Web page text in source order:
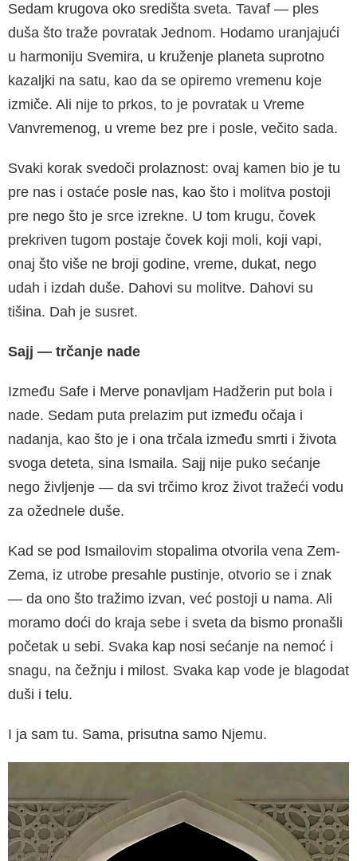
Sedam krugova oko središta sveta. Tavaf — ples
duša što traže povratak Jednom. Hodamo uranjajući
u harmoniju Svemira, u kruženje planeta suprotno
kazaljki na satu, kao da se opiremo vremenu koje
izmiče. Ali nije to prkos, to je povratak u Vreme
Vanvremenog, u vreme bez pre i posle, večito sada.
Svaki korak svedoči prolaznost: ovaj kamen bio je tu
pre nas i ostaće posle nas, kao što i molitva postoji
pre nego što je srce izrekne. U tom krugu, čovek
prekriven tugom postaje čovek koji moli, koji vapi,
onaj što više ne broji godine, vreme, dukat, nego
udah i izdah duše. Dahovi su molitve. Dahovi su
tišina. Dah je susret.
Sajj — trčanje nade
Između Safe i Merve ponavljam Hadžerin put bola i
nade. Sedam puta prelazim put između očaja i
nadanja, kao što je i ona trčala između smrti i života
svoga deteta, sina Ismaila. Sajj nije puko sećanje
nego življenje — da svi trčimo kroz život tražeći vodu
za ožednele duše.
Kad se pod Ismailovim stopalima otvorila vena Zem-
Zema, iz utrobe presahle pustinje, otvorio se i znak
— da ono što tražimo izvan, već postoji u nama. Ali
moramo doći do kraja sebe i sveta da bismo pronašli
početak u sebi. Svaka kap nosi sećanje na nemoć i
snagu, na čežnju i milost. Svaka kap vode je blagodat
duši i telu.
I ja sam tu. Sama, prisutna samo Njemu.